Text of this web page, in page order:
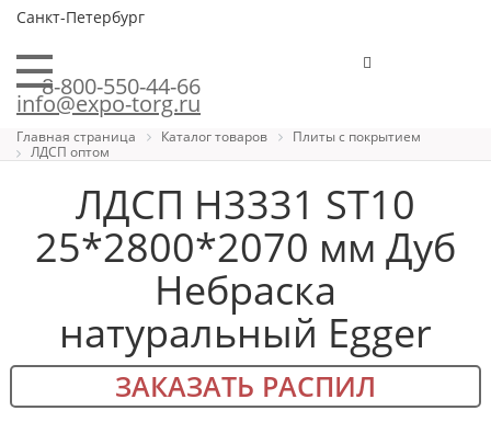
Санкт-Петербург
8-800-550-44-66
info@expo-torg.ru
Главная страница Каталог товаров
Плиты с покрытием
ЛДСП оптом
ЛДСП H3331 ST10
25*2800*2070 мм Дуб
Небраска
натуральный Egger
ЗАКАЗАТЬ РАСПИЛ